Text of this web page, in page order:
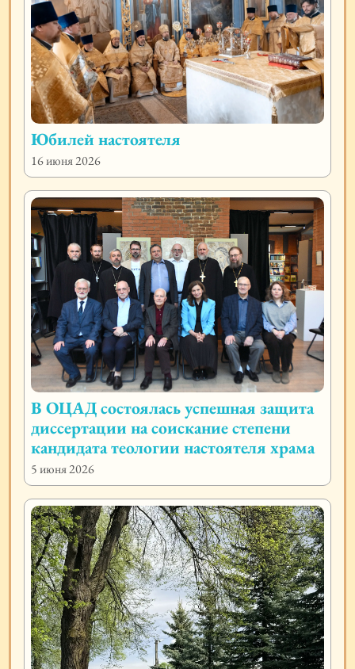
Юбилей настоятеля
16 июня 2026
В ОЦАД состоялась успешная защита
диссертации на соискание степени
кандидата теологии настоятеля храма
5 июня 2026